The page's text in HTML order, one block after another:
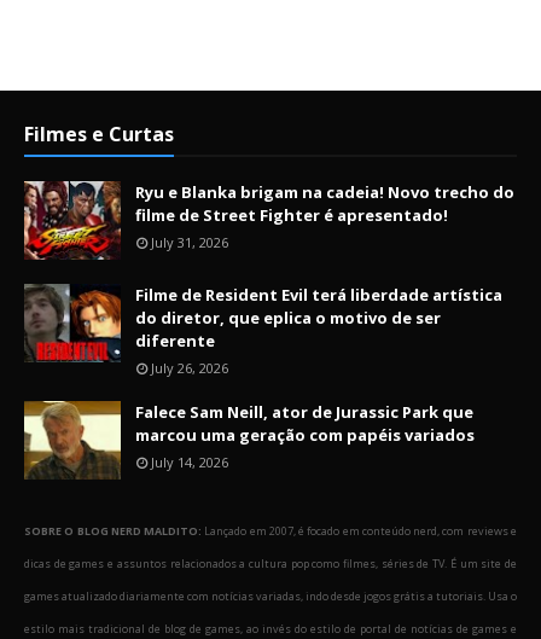
Filmes e Curtas
Ryu e Blanka brigam na cadeia! Novo trecho do
filme de Street Fighter é apresentado!
July 31, 2026
Filme de Resident Evil terá liberdade artística
do diretor, que eplica o motivo de ser
diferente
July 26, 2026
Falece Sam Neill, ator de Jurassic Park que
marcou uma geração com papéis variados
July 14, 2026
SOBRE O BLOG NERD MALDITO: Lançado em 2007, é focado em conteúdo nerd, com reviews e
dicas de games e assuntos relacionados a cultura pop como filmes, séries de TV. É um site de
games atualizado diariamente com notícias variadas, indo desde jogos grátis a tutoriais. Usa o
estilo mais tradicional de blog de games, ao invés do estilo de portal de notícias de games e